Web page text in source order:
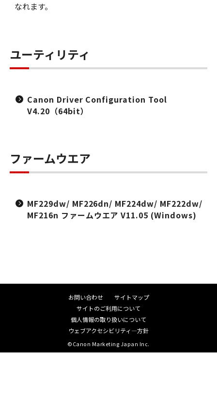
なれます。
ユーティリティ
Canon Driver Configuration Tool
V4.20（64bit）
ファームウエア
MF229dw/ MF226dn/ MF224dw/ MF222dw/
MF216n ファームウエア V11.05 (Windows)
お問い合わせ
サイトマップ
サイトのご利用について
個人情報の取り扱いについて
ウェブアクセシビリティ―方針
©Canon Marketing Japan Inc.